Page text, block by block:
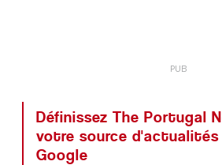
Définissez The Portugal
votre source d'actualités
Google